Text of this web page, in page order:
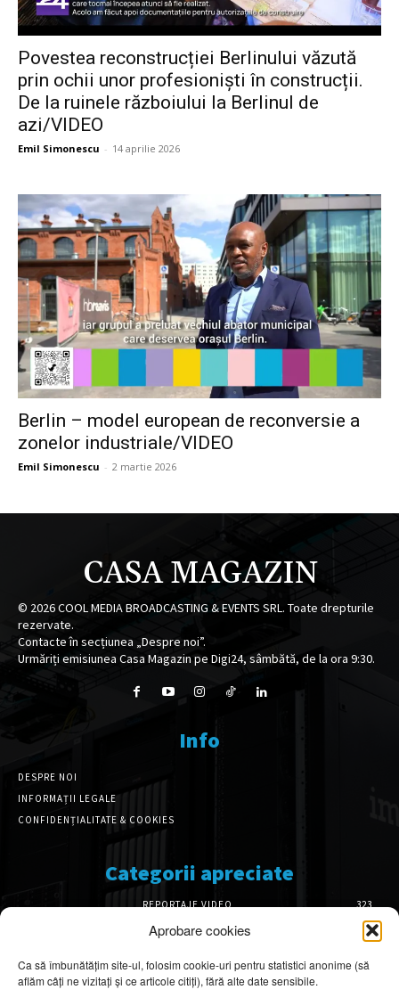
Aprobare cookies
Ca să îmbunătățim site-ul, folosim cookie-uri pentru statistici anonime (să
aflăm câți ne vizitați și ce articole citiți), fără alte date sensibile.
Povestea reconstrucției Berlinului văzută
prin ochii unor profesioniști în construcții.
De la ruinele războiului la Berlinul de
azi/VIDEO
Emil Simonescu - 14 aprilie 2026
Berlin – model european de reconversie a
zonelor industriale/VIDEO
Emil Simonescu - 2 martie 2026
CASA MAGAZIN
© 2026COOL MEDIA BROADCASTING & EVENTS SRL. Toate drepturile
rezervate.
Contacte în secțiunea „Despre noi”.
Urmăriți emisiunea Casa Magazin pe Digi24, sâmbătă, de la ora 9:30.
Info
DESPRE NOI
INFORMAȚII LEGALE
CONFIDENȚIALITATE & COOKIES
Categorii apreciate
REPORTAJE VIDEO
323
AMENAJĂRI INTERIOARE
126
DESIGN INTERIOR
64
ARHITECTURĂ & DESIGN